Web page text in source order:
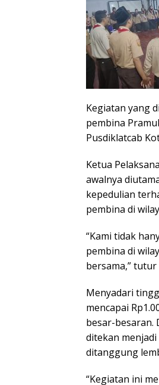
Kegiatan yang
pembina
Pusdiklatcab
Ketua
awalnya
kepedulian
pembina di
“Kami tidak
pembina di
bersama,”
Menyadari
mencapai
besar-besaran.
ditekan
ditanggung
“Kegiatan ini